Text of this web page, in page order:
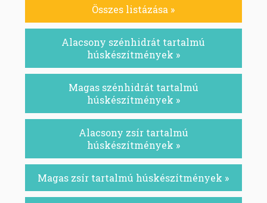
Összes listázása »
Alacsony szénhidrát tartalmú
húskészítmények »
Magas szénhidrát tartalmú
húskészítmények »
Alacsony zsír tartalmú
húskészítmények »
Magas zsír tartalmú húskészítmények »